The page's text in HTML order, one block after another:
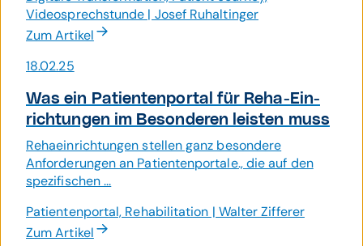
Videosprechstunde | Josef Ruhaltinger
Zum Artikel
18.02.25
Was ein Patienten­portal für Reha-Ein­
richtungen im Besonderen leisten muss
Rehaeinrichtungen stellen ganz besondere
Anforderungen an Patientenportale., die auf den
spezifischen ...
Patientenportal, Rehabilitation | Walter Zifferer
Zum Artikel